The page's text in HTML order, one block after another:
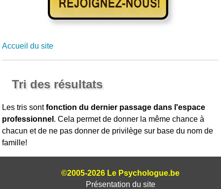
Accueil du site
Tri des résultats
Les tris sontfonction du dernier passage dans l'espace
professionnel . Cela permet de donner la même chance à
chacun et de ne pas donner de privilège sur base du nom de
famille!
©2005-2026 Le Psychologue.be
Présentation du site